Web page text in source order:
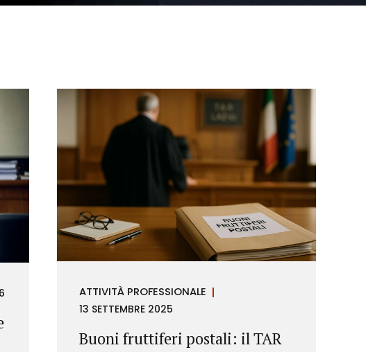
ATTIVITÀ PROFESSIONALE
13 SETTEMBRE 2025
Buoni fruttiferi postali: il TAR